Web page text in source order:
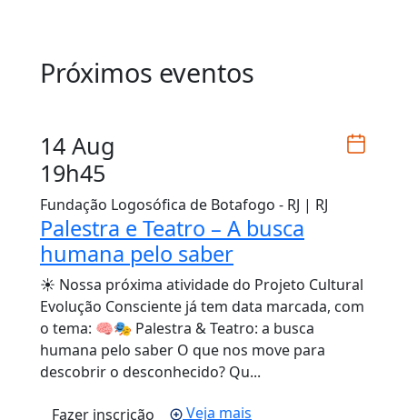
Próximos eventos
14 Aug
19h45
Fundação Logosófica de Botafogo - RJ | RJ
Palestra e Teatro – A busca
humana pelo saber
☀️ Nossa próxima atividade do Projeto Cultural
Evolução Consciente já tem data marcada, com
o tema: 🧠🎭 Palestra & Teatro: a busca
humana pelo saber O que nos move para
descobrir o desconhecido? Qu...
Fazer inscrição Veja mais